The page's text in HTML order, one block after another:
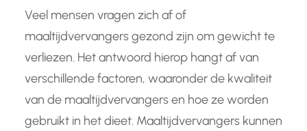
Veel mensen vragen zich af of
maaltijdvervangers gezond zijn om gewicht te
verliezen. Het antwoord hierop hangt af van
verschillende factoren, waaronder de kwaliteit
van de maaltijdvervangers en hoe ze worden
gebruikt in het dieet. Maaltijdvervangers kunnen